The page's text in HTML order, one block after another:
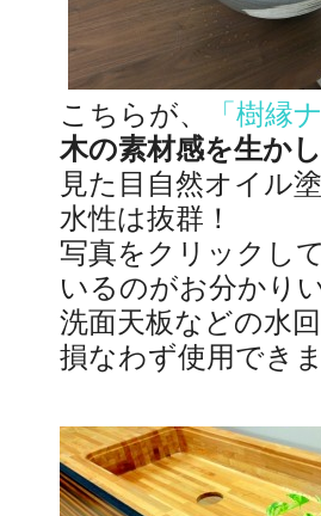
こちらが、 「樹縁
木の素材感を生か
見た目自然オイル
水性は抜群！
写真をクリックし
いるのがお分かり
洗面天板などの水
損なわず使用できま